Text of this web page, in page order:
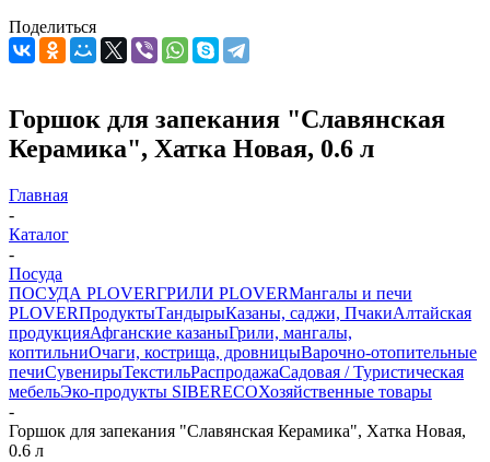
Поделиться
Горшок для запекания "Славянская
Керамика", Хатка Новая, 0.6 л
Главная
-
Каталог
-
Посуда
ПОСУДА PLOVERГРИЛИ PLOVERМангалы и печи
PLOVERПродуктыТандырыКазаны, саджи, ПчакиАлтайская
продукцияАфганские казаныГрили, мангалы,
коптильниОчаги, кострища, дровницыВарочно-отопительные
печиСувенирыТекстильРаспродажаСадовая / Туристическая
мебельЭко-продукты SIBERECOХозяйственные товары
-
Горшок для запекания "Славянская Керамика", Хатка Новая,
0.6 л